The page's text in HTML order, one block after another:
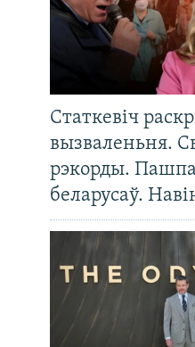
Статкевіч
вызваленьня.
рэкорды.
беларусаў.